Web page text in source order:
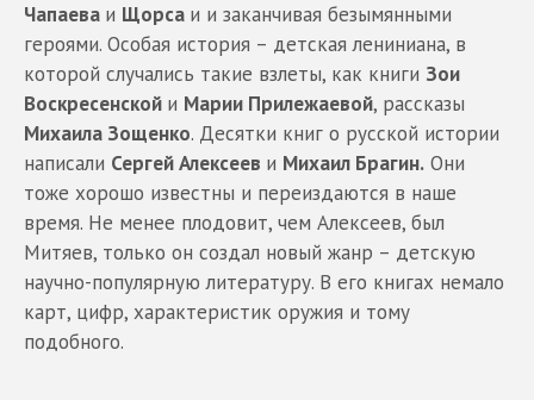
Чапаева и Щорса и и заканчивая безымянными
героями. Особая история – детская лениниана, в
которой случались такие взлеты, как книги Зои
Воскресенской и Марии Прилежаевой, рассказы
Михаила Зощенко. Десятки книг о русской истории
написали Сергей Алексеев и Михаил Брагин. Они
тоже хорошо известны и переиздаются в наше
время. Не менее плодовит, чем Алексеев, был
Митяев, только он создал новый жанр – детскую
научно-популярную литературу. В его книгах немало
карт, цифр, характеристик оружия и тому
подобного.